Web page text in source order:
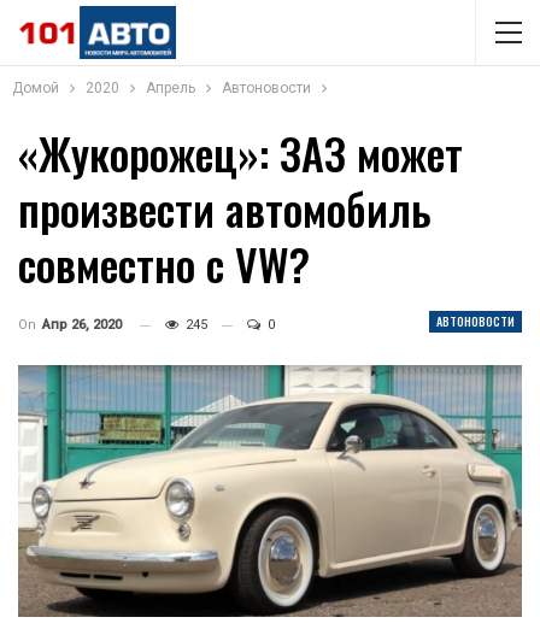
Домой 2020 Апрель Автоновости
«Жукорожец»: ЗАЗ может
произвести автомобиль
совместно с VW?
АВТОНОВОСТИ
On Апр 26, 2020 245 0